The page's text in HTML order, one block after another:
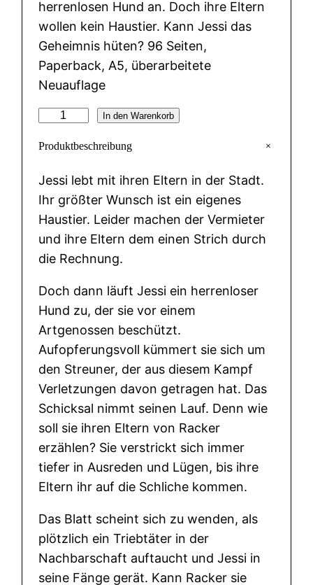
herrenlosen Hund an. Doch ihre Eltern
wollen kein Haustier. Kann Jessi das
Geheimnis hüten? 96 Seiten,
Paperback, A5, überarbeitete
Neuauflage
H
u
n
d
f
r
J
e
s
s
i
M
e
n
g
e
In den Warenkorb
Produktbeschreibung +
Jessi lebt mit ihren Eltern in der Stadt.
Ihr größter Wunsch ist ein eigenes
Haustier. Leider machen der Vermieter
und ihre Eltern dem einen Strich durch
die Rechnung.
Doch dann läuft Jessi ein herrenloser
Hund zu, der sie vor einem
Artgenossen beschützt.
Aufopferungsvoll kümmert sie sich um
den Streuner, der aus diesem Kampf
Verletzungen davon getragen hat. Das
Schicksal nimmt seinen Lauf. Denn wie
soll sie ihren Eltern von Racker
erzählen? Sie verstrickt sich immer
tiefer in Ausreden und Lügen, bis ihre
Eltern ihr auf die Schliche kommen.
Das Blatt scheint sich zu wenden, als
plötzlich ein Triebtäter in der
Nachbarschaft auftaucht und Jessi in
seine Fänge gerät. Kann Racker sie